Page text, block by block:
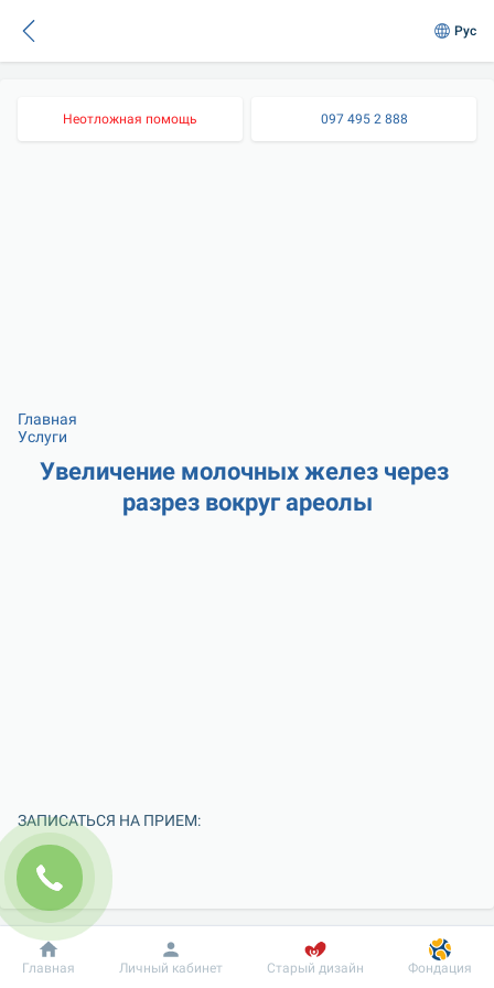
Рус
Неотложная помощь 097 495 2 888
Главная
Услуги
Увеличение молочных желез через
разрез вокруг ареолы
ЗАПИСАТЬСЯ НА ПРИЕМ:
Добробут Информация Пациенту
Главная Личный кабинет Старый дизайн Фондация